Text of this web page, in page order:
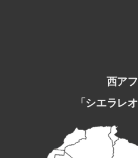
西ア
「シエラレ